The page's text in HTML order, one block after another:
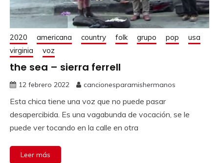
2020 americana country folk grupo pop
usa
virginia
voz
the sea – sierra ferrell
12 febrero 2022 cancionesparamishermanos
Esta chica tiene una voz que no puede pasar
desapercibida. Es una vagabunda de vocación, se le
puede ver tocando en la calle en otra
Leer más